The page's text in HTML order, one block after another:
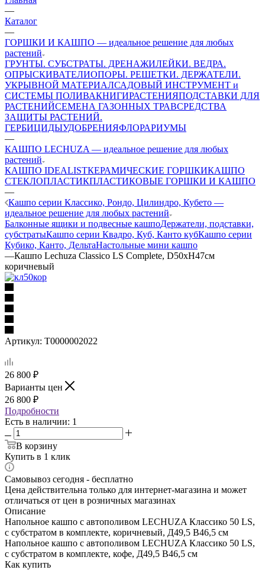
—
Каталог
—
ГОРШКИ И КАШПО — идеальное решение для любых
растений
ГРУНТЫ. СУБСТРАТЫ. ДРЕНАЖИЛЕЙКИ. ВЕДРА.
ОПРЫСКИВАТЕЛИОПОРЫ. РЕШЕТКИ. ДЕРЖАТЕЛИ.
УКРЫВНОЙ МАТЕРИАЛСАДОВЫЙ ИНСТРУМЕНТ и
СИСТЕМЫ ПОЛИВАКНИГИРАСТЕНИЯПОДСТАВКИ ДЛЯ
РАСТЕНИЙСЕМЕНА ГАЗОННЫХ ТРАВСРЕДСТВА
ЗАЩИТЫ РАСТЕНИЙ.
ГЕРБИЦИДЫУДОБРЕНИЯФЛОРАРИУМЫ
—
КАШПО LECHUZA — идеальное решение для любых
растений
КАШПО IDEALISTКЕРАМИЧЕСКИЕ ГОРШКИКАШПО
СТЕКЛОПЛАСТИКПЛАСТИКОВЫЕ ГОРШКИ И КАШПО
—
Кашпо серии Классико, Рондо, Цилиндро, Кубето —
идеальное решение для любых растений
Балконные ящики и подвесные кашпоДержатели, подставки,
субстратыКашпо серии Квадро, Куб, Канто кубКашпо серии
Кубико, Канто, ДельтаНастольные мини кашпо
—Кашпо Lechuza Classico LS Complete, D50xH47см
коричневый
Артикул: Т0000002022
26 800 ₽
Варианты цен
26 800 ₽
Подробности
Есть в наличии: 1
В корзину
Купить в 1 клик
Самовывоз сегодня - бесплатно
Цена действительна только для интернет-магазина и может
отличаться от цен в розничных магазинах
Описание
Напольное кашпо с автополивом LECHUZA Классико 50 LS,
с субстратом в комплекте, коричневый, Д49,5 В46,5 см
Напольное кашпо с автополивом LECHUZA Классико 50 LS,
с субстратом в комплекте, кофе, Д49,5 В46,5 см
Как купить